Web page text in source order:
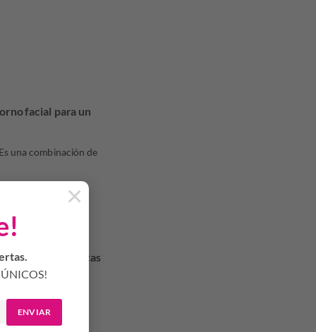
ENVIAR
×
facial para un
una combinación de
para pieles secas